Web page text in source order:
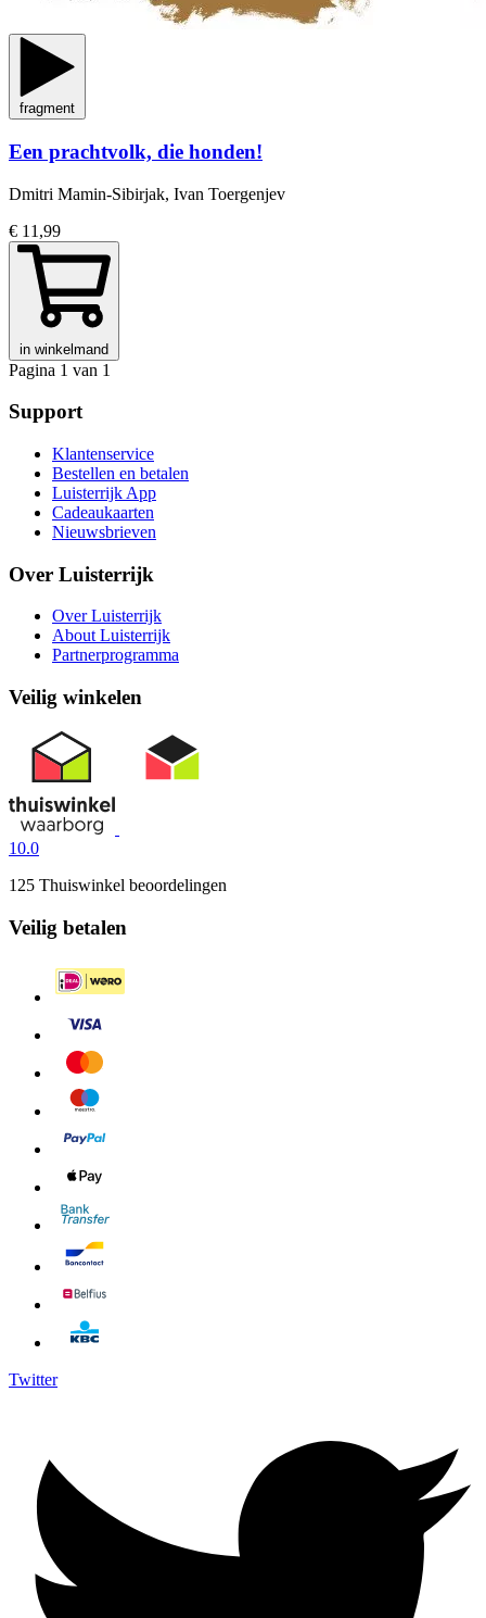
fragment
Een prachtvolk, die honden!
Dmitri Mamin-Sibirjak, Ivan Toergenjev
€ 11,99
in winkelmand
Pagina 1 van 1
Support
Klantenservice
Bestellen en betalen
Luisterrijk App
Cadeaukaarten
Nieuwsbrieven
Over Luisterrijk
Over Luisterrijk
About Luisterrijk
Partnerprogramma
Veilig winkelen
10.0
125 Thuiswinkel beoordelingen
Veilig betalen
Twitter